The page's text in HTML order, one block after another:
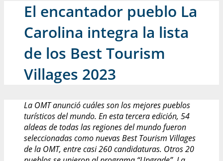
El encantador pueblo La
Carolina integra la lista
de los Best Tourism
Villages 2023
La OMT anunció cuáles son los mejores pueblos
turísticos del mundo. En esta tercera edición, 54
aldeas de todas las regiones del mundo fueron
seleccionadas como nuevas Best Tourism Villages
de la OMT, entre casi 260 candidaturas. Otros 20